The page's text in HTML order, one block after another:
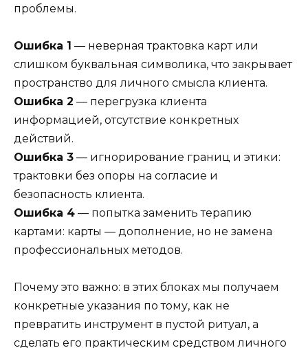
проблемы.
Ошибка 1 — неверная трактовка карт или
слишком буквальная символика, что закрывает
пространство для личного смысла клиента.
Ошибка 2 — перегрузка клиента
информацией, отсутствие конкретных
действий.
Ошибка 3 — игнорирование границ и этики:
трактовки без опоры на согласие и
безопасность клиента.
Ошибка 4 — попытка заменить терапию
картами: карты — дополнение, но не замена
профессиональных методов.
Почему это важно: в этих блоках мы получаем
конкретные указания по тому, как не
превратить инструмент в пустой ритуал, а
сделать его практическим средством личного